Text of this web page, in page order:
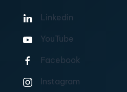
Linkedin
YouTube
Facebook
Instagram